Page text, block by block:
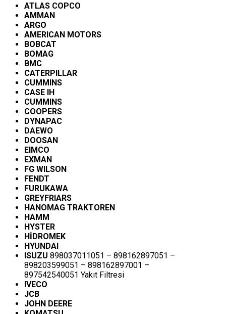
ATLAS COPCO
AMMAN
ARGO
AMERICAN MOTORS
BOBCAT
BOMAG
BMC
CATERPILLAR
CUMMINS
CASE IH
CUMMINS
COOPERS
DYNAPAC
DAEWO
DOOSAN
EIMCO
EXMAN
FG WILSON
FENDT
FURUKAWA
GREYFRIARS
HANOMAG TRAKTOREN
HAMM
HYSTER
HİDROMEK
HYUNDAI
ISUZU 898037011051 – 898162897051 –
898203599051 – 898162897001 –
897542540051 Yakıt Filtresi
IVECO
JCB
JOHN DEERE